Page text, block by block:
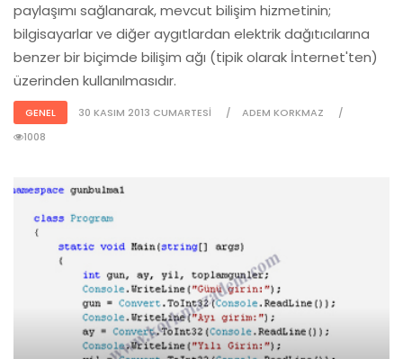
paylaşımı sağlanarak, mevcut bilişim hizmetinin;
bilgisayarlar ve diğer aygıtlardan elektrik dağıtıcılarına
benzer bir biçimde bilişim ağı (tipik olarak İnternet'ten)
üzerinden kullanılmasıdır.
GENEL 30 KASIM 2013 CUMARTESI
ADEM KORKMAZ
1008